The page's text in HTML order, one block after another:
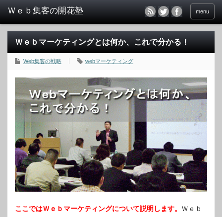
menu
Ｗｅｂマーケティングとは何か、これで分かる！
Web集客の戦略 webマーケティング
ここではＷｅｂマーケティングについて説明します。 Ｗｅｂ